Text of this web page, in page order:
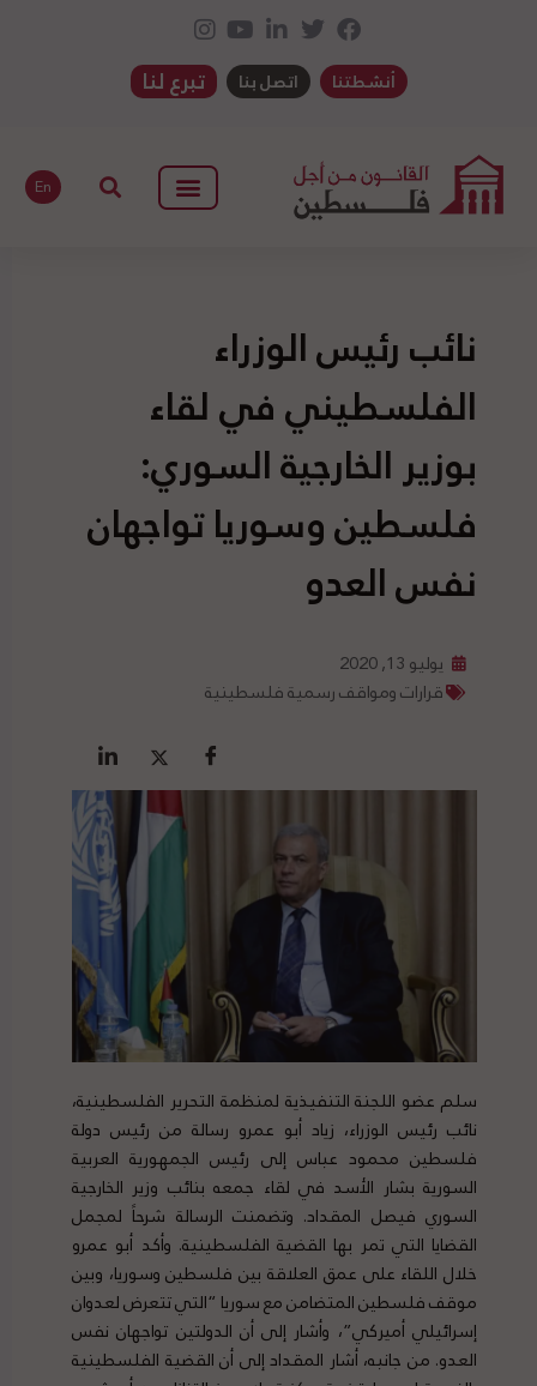
أنشطتنا اتصل بنا تبرع لنا
En
نائب رئيس الوزراء
الفلسطيني في لقاء
بوزير الخارجية السوري:
فلسطين وسوريا تواجهان
نفس العدو
يوليو 13, 2020
قرارات ومواقف رسمية فلسطينية
سلم عضو اللجنة التنفيذية لمنظمة التحرير الفلسطينية،
نائب رئيس الوزراء، زياد أبو عمرو رسالة من رئيس دولة
فلسطين محمود عباس إلى رئيس الجمهورية العربية
السورية بشار الأسد في لقاء جمعه بنائب وزير الخارجية
السوري فيصل المقداد. وتضمنت الرسالة شرحاً لمجمل
القضايا التي تمر بها القضية الفلسطينية. وأكد أبو عمرو
خلال اللقاء على عمق العلاقة بين فلسطين وسوريا، وبين
موقف فلسطين المتضامن مع سوريا “التي تتعرض لعدوان
إسرائيلي أميركي”، وأشار إلى أن الدولتين تواجهان نفس
العدو. من جانبه، أشار المقداد إلى أن القضية الفلسطينية